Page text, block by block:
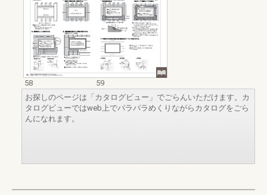
58
59
お探しのページは「カタログビュー」でごらんいただけます。カ
タログビューではweb上でパラパラめくりながらカタログをごら
んになれます。